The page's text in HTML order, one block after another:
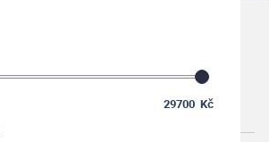
29700 Kč